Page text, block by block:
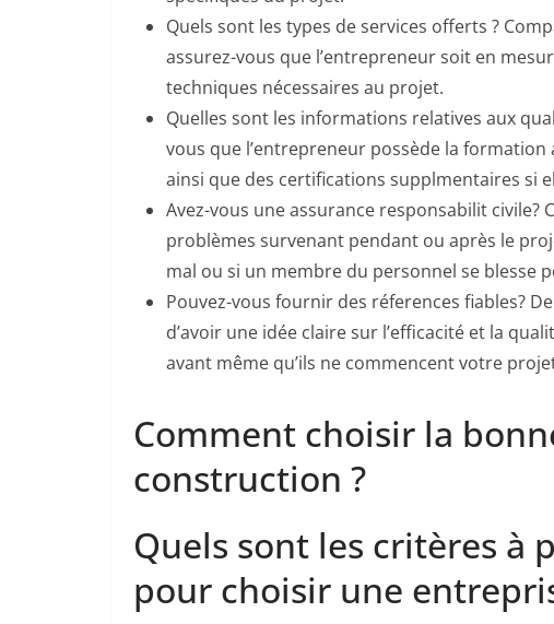
Quels sont les types de services offerts ?
assurez-vous que l’entrepreneur soit en
techniques nécessaires au projet.
Quelles sont les informations relatives aux
vous que l’entrepreneur possède la
ainsi que des certifications supplmentaires si
Avez-vous une assurance responsabilit civile?
problèmes survenant pendant ou après le
mal ou si un membre du personnel se blesse
Pouvez-vous fournir des réferences fiables?
d’avoir une idée claire sur l’efficacité et la
avant même qu’ils ne commencent votre
Comment choisir la
construction ?
Quels sont les critères à
pour choisir une